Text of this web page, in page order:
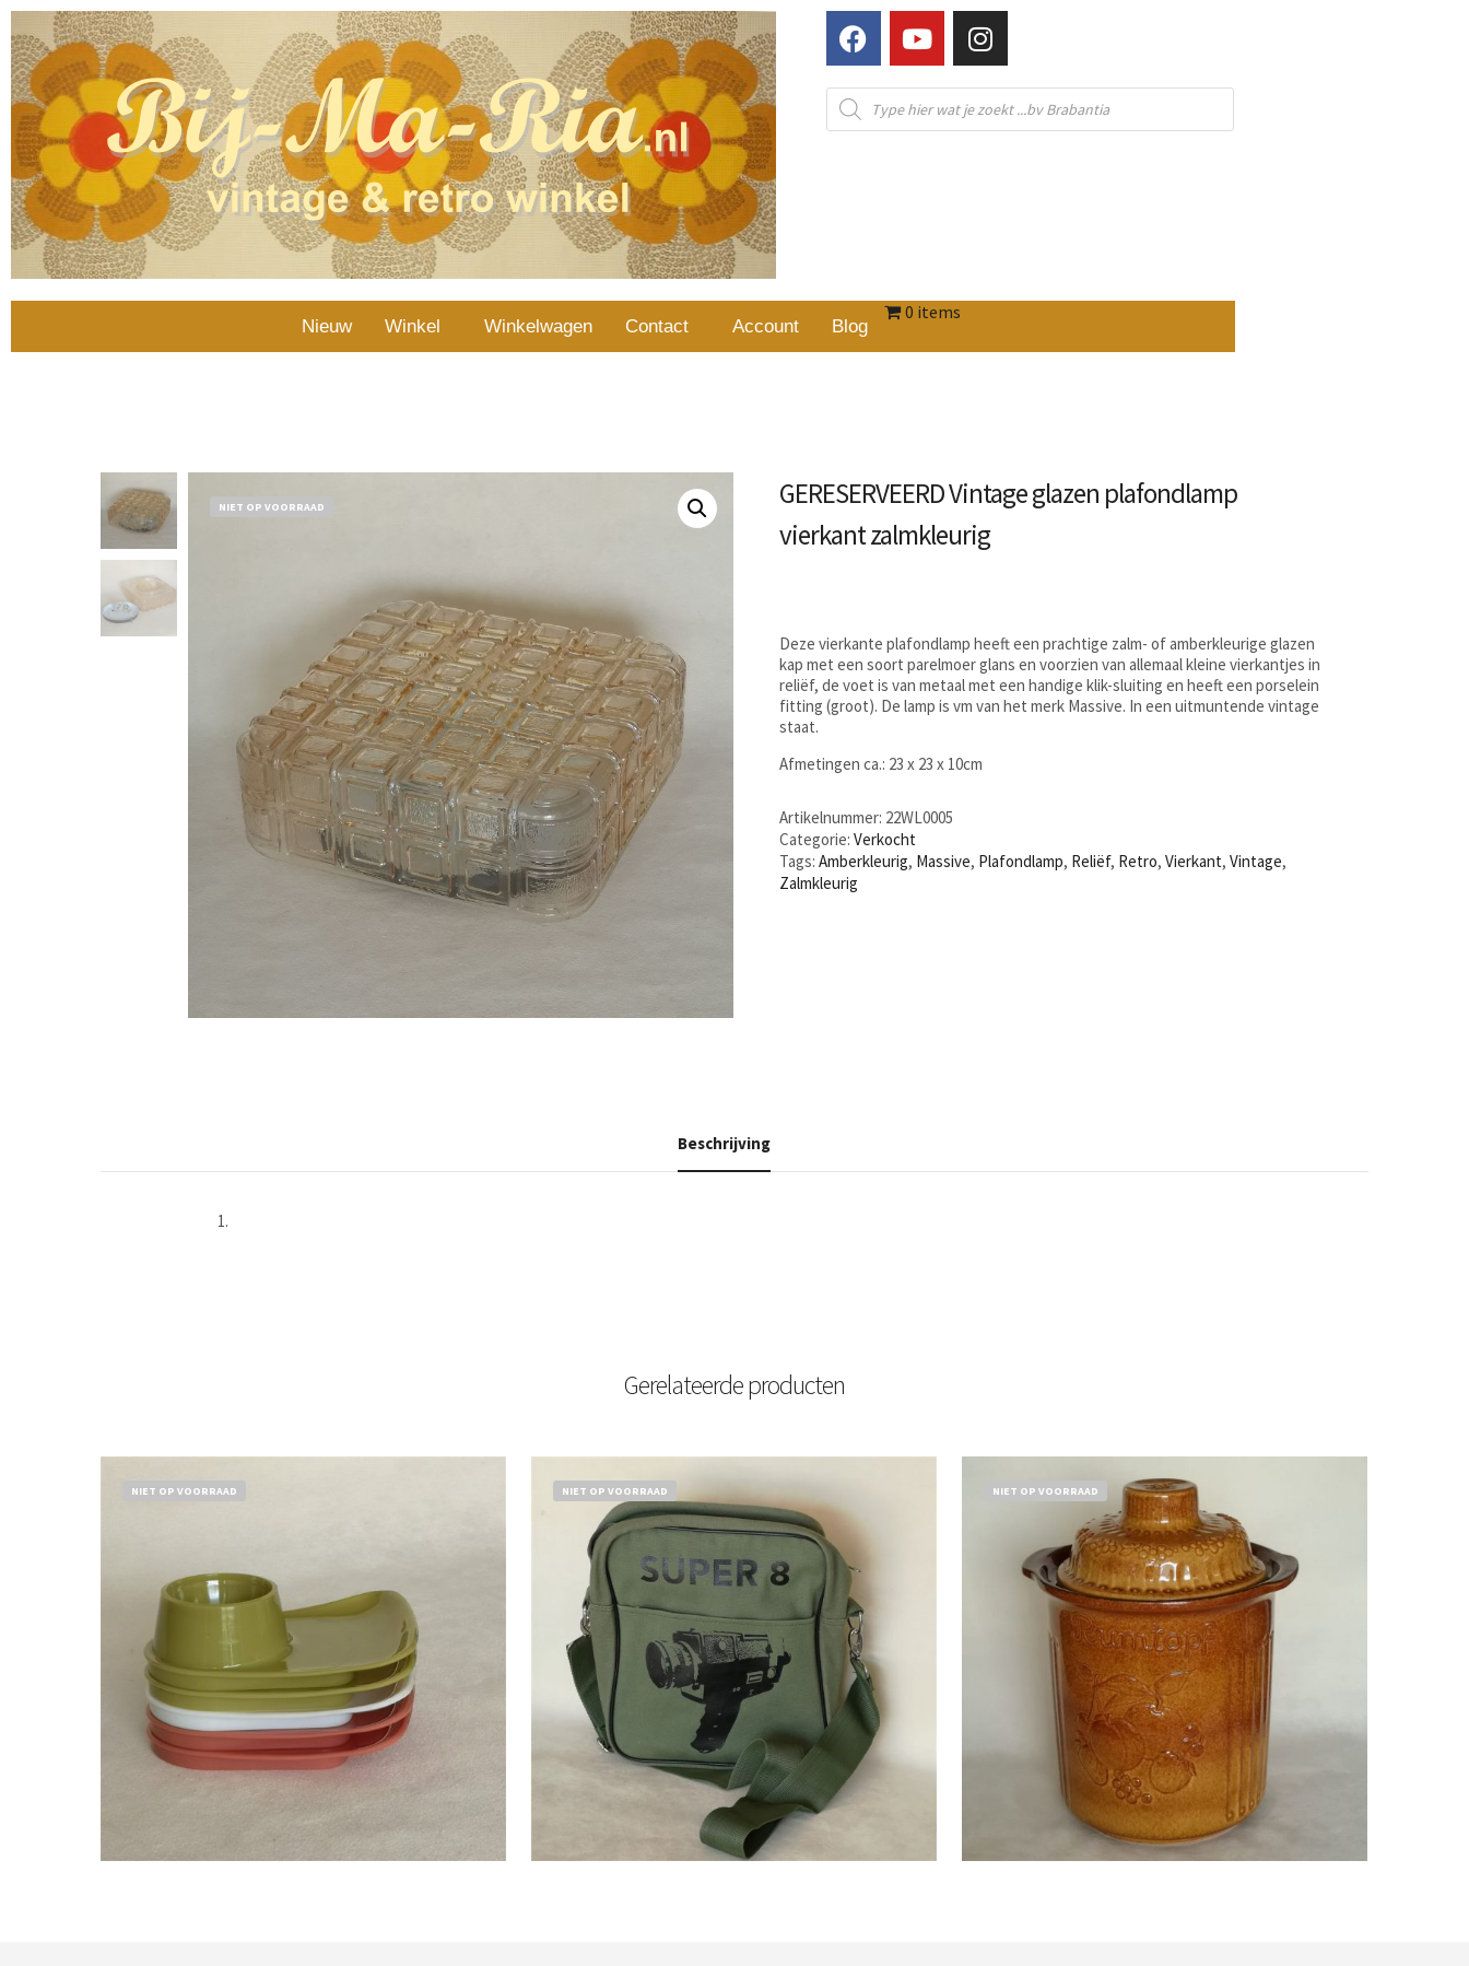
Nieuw Winkel Winkelwagen Contact Account Blog
0 items
NIET OP VOORRAAD
GERESERVEERD Vintage glazen plafondlamp
vierkant zalmkleurig
Deze vierkante plafondlamp heeft een prachtige zalm- of amberkleurige glazen
kap met een soort parelmoer glans en voorzien van allemaal kleine vierkantjes in
reliëf, de voet is van metaal met een handige klik-sluiting en heeft een porselein
fitting (groot). De lamp is vm van het merk Massive. In een uitmuntende vintage
staat.
Afmetingen ca.: 23 x 23 x 10cm
Artikelnummer: 22WL0005
Categorie:Verkocht
Tags:Amberkleurig, Massive, Plafondlamp, Reliëf, Retro,Vierkant,Vintage,
Zalmkleurig
Beschrijving
Gerelateerde producten
NIET OP VOORRAAD NIET OP VOORRAAD
€ 18,50
NIET OP VOORRAAD